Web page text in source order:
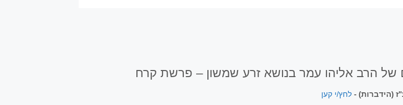
של הרב אליהו עמר בנושא זרע שמשון – פרשת קרח
(הידברות) - לחץ/י קען